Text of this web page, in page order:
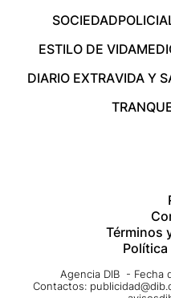
SOCIEDAD
ESTILO DE VIDA
DIARIO EXTRAVIDA Y
Términos
Agencia DIB - Fecha
Contactos: